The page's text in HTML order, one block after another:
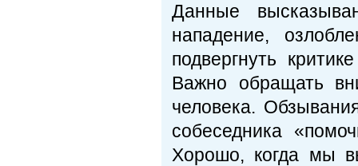
Данные
нападение,
подвергнуть
Важно обращать
человека.
собеседника
Хорошо, когда мы